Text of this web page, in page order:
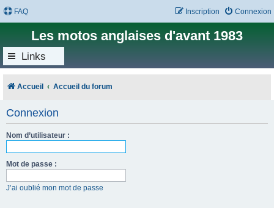
FAQ Connexion
Inscription
Les motos anglaises d'avant 1983
Links
Accueil Accueil du forum
Connexion
Nom d’utilisateur :
Mot de passe :
J’ai oublié mon mot de passe